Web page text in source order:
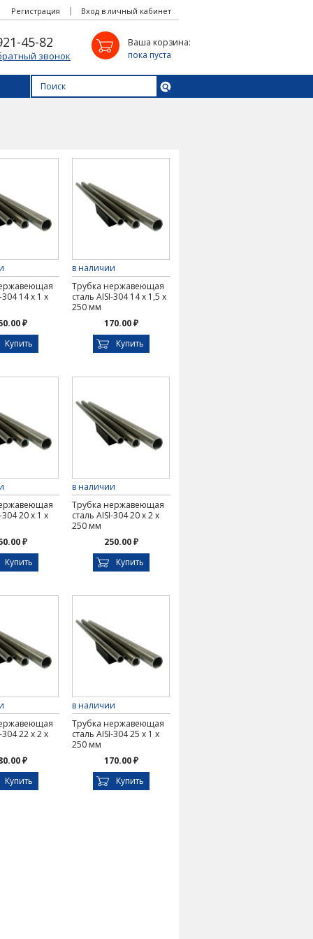
Вход в личный кабинет
Регистрация
Ваша корзина:
пока пуста
45-82
звонок
304 14 х 1 х
₽
Купить
в наличии
Трубка нержавеющая
сталь AISI-304 14 х 1,5 х
250 мм
170.00 ₽
Купить
304 20 х 1 х
₽
Купить
в наличии
Трубка нержавеющая
сталь AISI-304 20 х 2 х
250 мм
250.00 ₽
Купить
304 22 х 2 х
₽
Купить
в наличии
Трубка нержавеющая
сталь AISI-304 25 х 1 х
250 мм
170.00 ₽
Купить